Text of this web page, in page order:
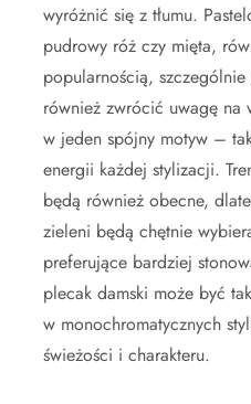
wyróżnić się z tłumu.
pudrowy róż czy mięta,
popularnością,
również zwrócić uwagę na
w jeden spójny motyw –
energii każdej stylizacji.
będą również obecne,
zieleni będą chętnie
preferujące bardziej
plecak damski może być
w monochromatycznych
świeżości i charakteru.